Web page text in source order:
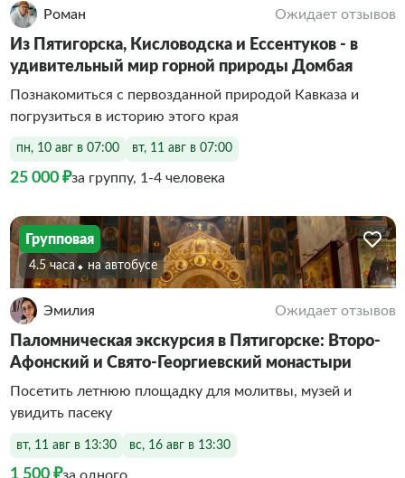
Роман Ожидает отзывов
Из Пятигорска, Кисловодска и Ессентуков - в
удивительный мир горной природы Домбая
Познакомиться с первозданной природой Кавказа и
погрузиться в историю этого края
пн, 10 авг в 07:00 вт, 11 авг в 07:00
25 000 ₽за группу, 1-4 человека
Групповая
4.5 часа На автобусе
Эмилия Ожидает отзывов
Паломническая экскурсия в Пятигорске: Второ-
Афонский и Свято-Георгиевский монастыри
Посетить летнюю площадку для молитвы, музей и
увидить пасеку
вт, 11 авг в 13:30 вс, 16 авг в 13:30
1 500 ₽за одного